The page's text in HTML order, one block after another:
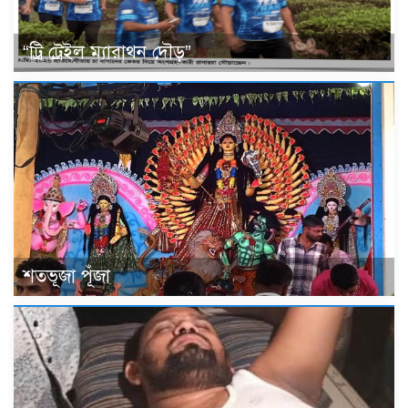
“ট্রি ট্রেইল ম্যারাথন দৌড়”
শতভূজা পূঁজা